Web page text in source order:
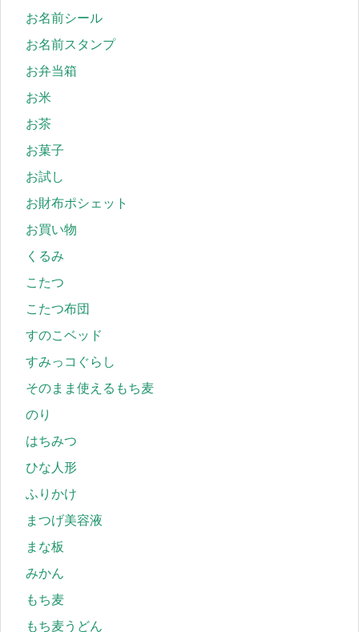
お名前シール
お名前スタンプ
お弁当箱
お米
お茶
お菓子
お試し
お財布ポシェット
お買い物
くるみ
こたつ
こたつ布団
すのこベッド
すみっコぐらし
そのまま使えるもち麦
のり
はちみつ
ひな人形
ふりかけ
まつげ美容液
まな板
みかん
もち麦
もち麦うどん